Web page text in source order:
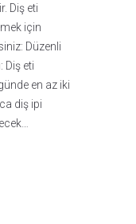
Diş eti
için
Düzenli
Diş eti
en az iki
diş ipi